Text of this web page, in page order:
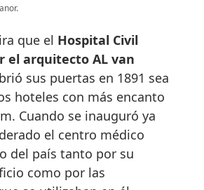
que el Hospital Civil
el arquitecto AL van
sus puertas en 1891 sea
hoteles con más encanto
Cuando se inauguró ya
el centro médico
del país tanto por su
como por las